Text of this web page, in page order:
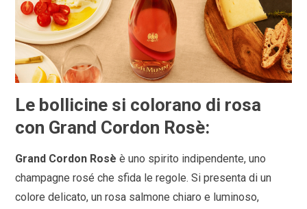
Le bollicine si colorano di rosa
con Grand Cordon Rosè:
Grand Cordon Rosè è uno spirito indipendente, uno
champagne rosé che sfida le regole. Si presenta di un
colore delicato, un rosa salmone chiaro e luminoso,